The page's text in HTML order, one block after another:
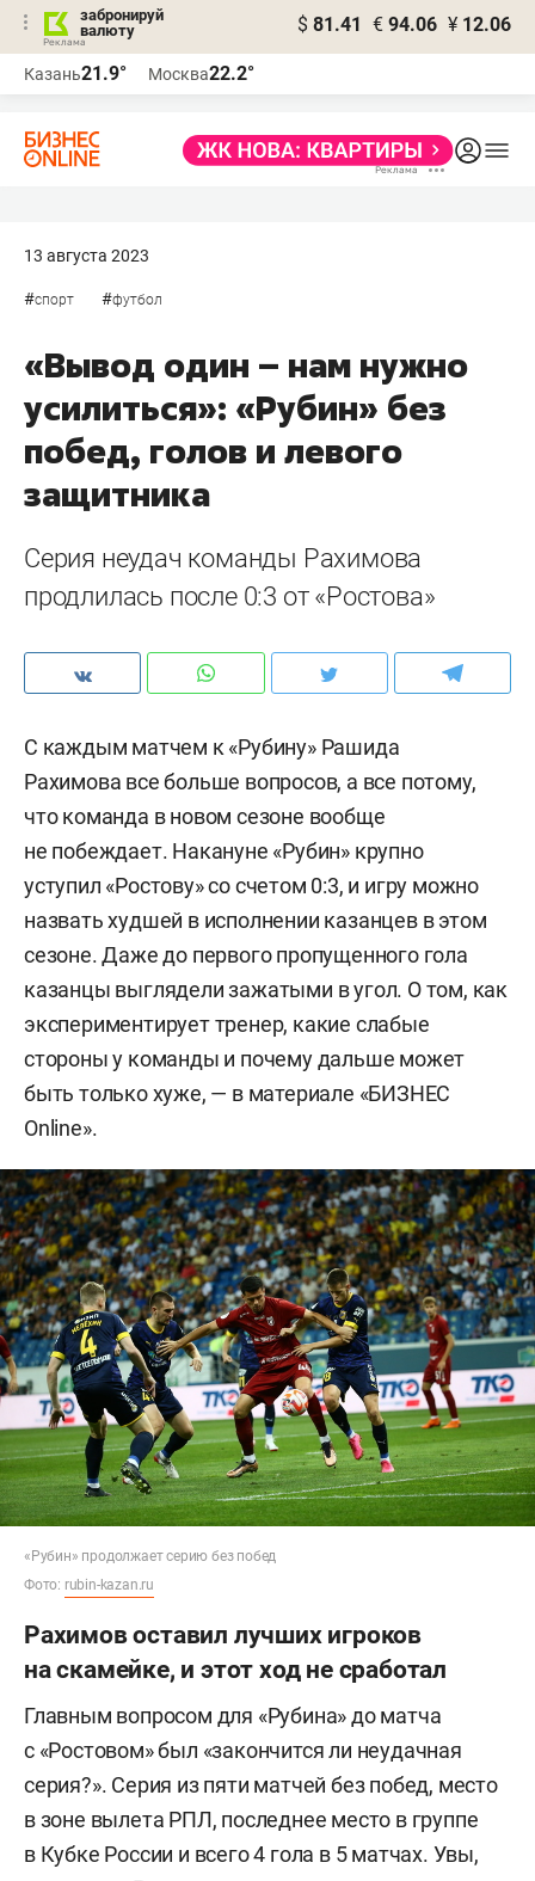
забронируй
валюту
$ 81.41 € 94.06 ¥ 12.06
Казань21.9° Москва22.2°
13 августа 2023
#спорт #футбол
«Вывод один – нам нужно
усилиться»: «Рубин» без
побед, голов и левого
защитника
Серия неудач команды Рахимова
продлилась после 0:3 от «Ростова»
С каждым матчем к «Рубину» Рашида
Рахимова все больше вопросов, а все потому,
что команда в новом сезоне вообще
не побеждает. Накануне «Рубин» крупно
уступил «Ростову» со счетом 0:3, и игру можно
назвать худшей в исполнении казанцев в этом
сезоне. Даже до первого пропущенного гола
казанцы выглядели зажатыми в угол. О том, как
экспериментирует тренер, какие слабые
стороны у команды и почему дальше может
быть только хуже, — в материале «БИЗНЕС
Online».
«Рубин» продолжает серию без побед
Фото: rubin-kazan.ru
Рахимов оставил лучших игроков
на скамейке, и этот ход не сработал
Главным вопросом для «Рубина» до матча
с «Ростовом» был «закончится ли неудачная
серия?». Серия из пяти матчей без побед, место
в зоне вылета РПЛ, последнее место в группе
в Кубке России и всего 4 гола в 5 матчах. Увы,